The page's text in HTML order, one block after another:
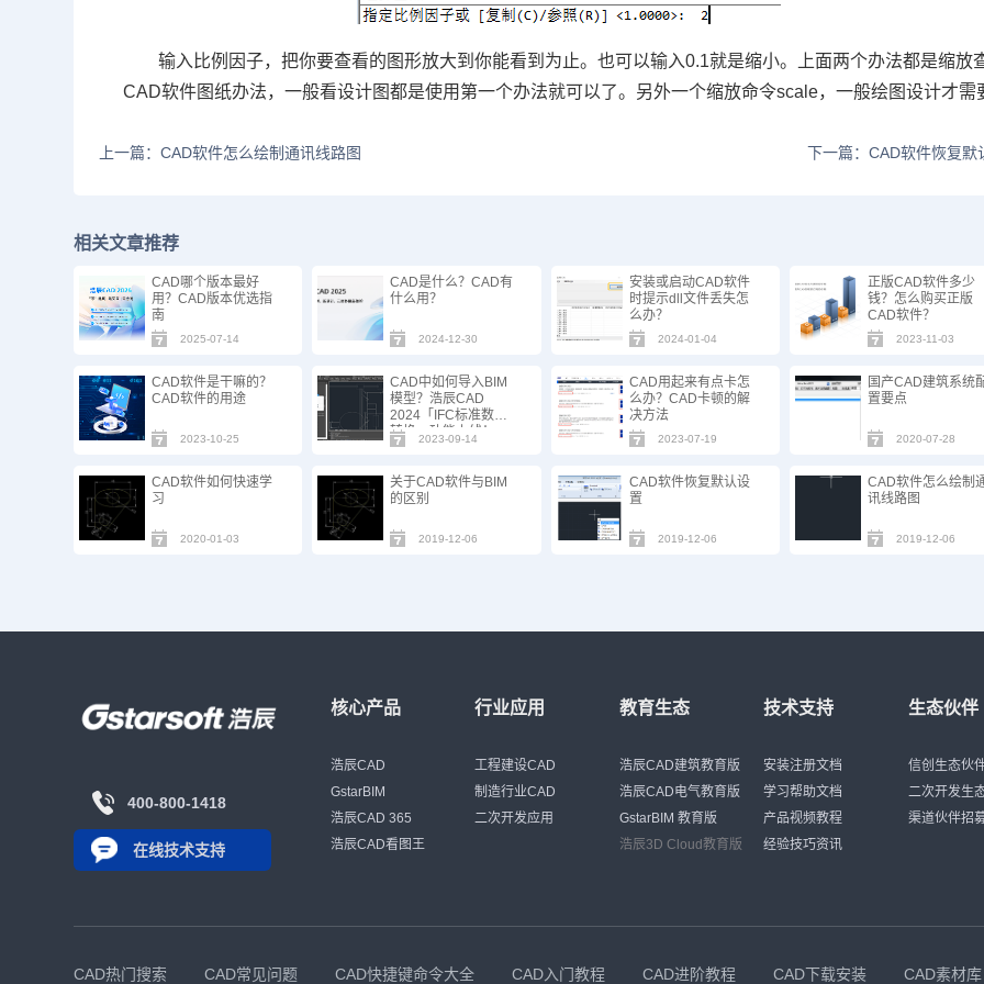
输入比例因子，把你要查看的图形放大到你能看到为止。也可以输入0.1就是缩小。上面两个办法都是缩放
CAD软件图纸办法，一般看设计图都是使用第一个办法就可以了。另外一个缩放命令scale，一般绘图设计才需
上一篇：CAD软件怎么绘制通讯线路图 下一篇：CAD软件恢复默
相关文章推荐
CAD哪个版本最好
用？CAD版本优选指
南
2025-07-14
CAD是什么？CAD有
什么用？
2024-12-30
安装或启动CAD软件
时提示dll文件丢失怎
么办？
2024-01-04
正版CAD软件多少
钱？怎么购买正版
CAD软件？
2023-11-03
CAD软件是干嘛的？
CAD软件的用途
2023-10-25
CAD中如何导入BIM
模型？浩辰CAD
2024「IFC标准数据
转换」功能上线！
2023-09-14
CAD用起来有点卡怎
么办？CAD卡顿的解
决方法
2023-07-19
国产CAD建筑系统
置要点
2020-07-28
CAD软件如何快速学
习
2020-01-03
关于CAD软件与BIM
的区别
2019-12-06
CAD软件恢复默认设
置
2019-12-06
CAD软件怎么绘制
讯线路图
2019-12-06
400-800-1418
在线技术支持
核心产品
浩辰CAD
GstarBIM
浩辰CAD 365
浩辰CAD看图王
行业应用
工程建设CAD
制造行业CAD
二次开发应用
教育生态
浩辰CAD建筑教育版
浩辰CAD电气教育版
GstarBIM 教育版
浩辰3D Cloud教育版
技术支持
安装注册文档
学习帮助文档
产品视频教程
经验技巧资讯
生态伙伴
信创生态伙
二次开发生
渠道伙伴招
CAD热门搜索 CAD常见问题 CAD快捷键命令大全 CAD入门教程 CAD进阶教程 CAD下载安装 CAD素材库